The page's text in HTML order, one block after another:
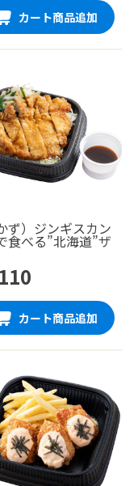
カート商品追加
ず）ジンギスカン
食べる”北海道”ザ
カート商品追加